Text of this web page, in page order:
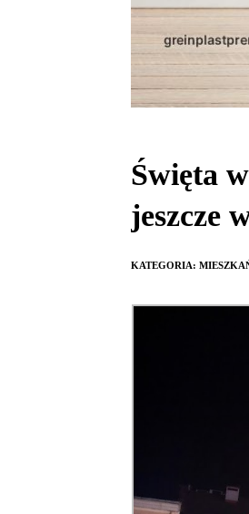
Święta
jeszcze
KATEGORIA: